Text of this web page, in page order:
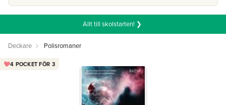
Allt till skolstarten! ❯
Deckare Polisromaner
4 POCKET FÖR 3